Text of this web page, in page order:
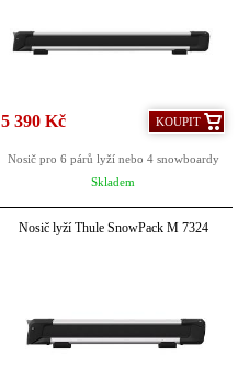
5 390 Kč KOUPIT
Nosič pro 6 párů lyží nebo 4 snowboardy
Skladem
Nosič lyží Thule SnowPack M 7324